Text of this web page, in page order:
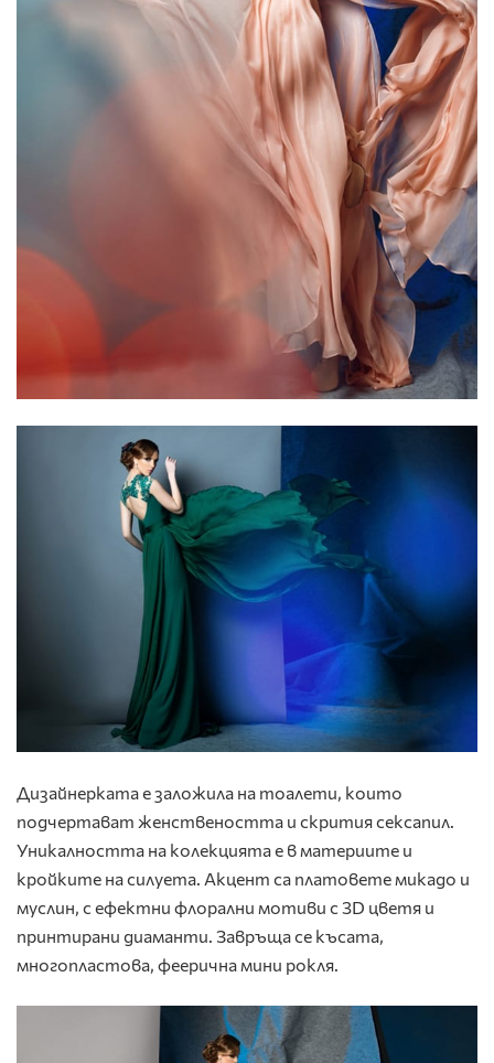
Дизайнерката е заложила на тоалети, които
подчертават женствеността и скрития сексапил.
Уникалността на колекцията е в материите и
кройките на силуета. Акцент са платовете микадо и
муслин, с ефектни флорални мотиви с 3D цветя и
принтирани диаманти. Завръща се късата,
многопластова, феерична мини рокля.